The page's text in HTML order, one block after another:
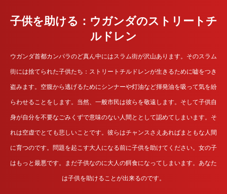
子供を助ける：ウガンダのストリートチ
ルドレン
ウガンダ首都カンパラのど真ん中にはスラム街が沢山あります。そのスラム
街には捨てられた子供たち：ストリートチルドレンが生きるために嘘をつき
盗みます。空腹から逃げるためにシンナーや灯油など揮発油を吸って気を紛
らわせることをします。当然、一般市民は彼らを敬遠します。そして子供自
身が自分を不要なごみくずで意味のない人間ととして認めてしまいます。そ
れは空虚でとても悲しいことです。彼らはチャンスさえあればまともな人間
に育つのです。問題を起こす大人になる前に子供を助けてください。女の子
はもっと最悪です。まだ子供なのに大人の餌食になってしまいます。あなた
は子供を助けることが出来るのです。